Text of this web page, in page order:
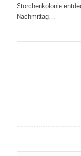
Storchenkolonie
Nachmittag…